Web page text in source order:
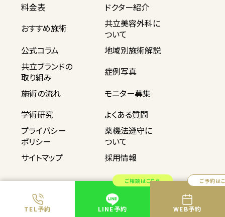
TEL予約
ご相談はこちら
LINE予約
ご予約は
WEB予約
料金表
ドクター紹介
おすすめ施術
共立美容外科に
ついて
公式コラム
地域別施術解説
共立ブランドの
取り組み
症例写真
施術の流れ
モニター募集
学術研究
よくある質問
プライバシー
ポリシー
薬機法遵守に
ついて
サイトマップ
採用情報